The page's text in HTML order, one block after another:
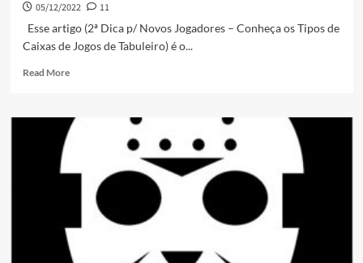
05/12/2022
11
Esse artigo (2ª Dica p/ Novos Jogadores – Conheça os Tipos de
Caixas de Jogos de Tabuleiro) é o...
Read More